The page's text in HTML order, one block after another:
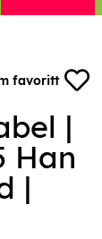
favoritt
|
Han
|